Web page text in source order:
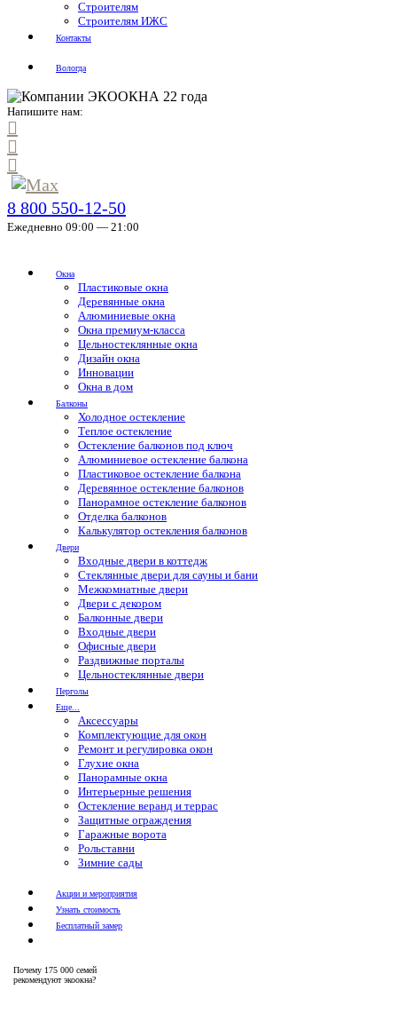
Строителям
Строителям ИЖС
Контакты
Вологда
Напишите нам:
8 800 550-12-50
Ежедневно 09:00 — 21:00
Окна
Пластиковые окна
Деревянные окна
Алюминиевые окна
Окна премиум-класса
Цельностеклянные окна
Дизайн окна
Инновации
Окна в дом
Балконы
Холодное остекление
Теплое остекление
Остекление балконов под ключ
Алюминиевое остекление балкона
Пластиковое остекление балкона
Деревянное остекление балконов
Панорамное остекление балконов
Отделка балконов
Калькулятор остекления балконов
Двери
Входные двери в коттедж
Стеклянные двери для сауны и бани
Межкомнатные двери
Двери с декором
Балконные двери
Входные двери
Офисные двери
Раздвижные порталы
Цельностеклянные двери
Перголы
Еще...
Аксессуары
Комплектующие для окон
Ремонт и регулировка окон
Глухие окна
Панорамные окна
Интерьерные решения
Остекление веранд и террас
Защитные ограждения
Гаражные ворота
Рольставни
Зимние сады
Акции и мероприятия
Узнать стоимость
Бесплатный замер
Почему 175 000 семей
рекомендуют экоокна?